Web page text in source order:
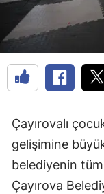
Çayırovalı
gelişimine
belediyenin
Çayırova